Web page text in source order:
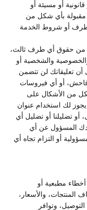
أو مسيئة أو
مقبولة بأي شكل من
طرف أو شروط الخدمة
من حقوق أي طرف ثالث،
والشخصية أو
تعليقاتك لن تتضمن
أو أي فيروسات
من الأشكال على
لك استخدام عنوان
تضليلنا أو تضليل أي
المسؤول عن أي
أو التزام تجاه أي
مطبعية أو
المنتجات، والأسعار،
وتوافر